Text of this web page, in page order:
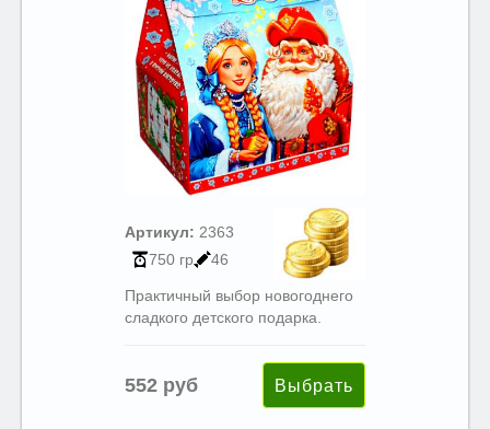
Артикул: 2363
750 гр
46
Практичный выбор новогоднего
сладкого детского подарка.
552 руб